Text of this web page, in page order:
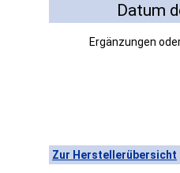
Datum
Ergänzungen
Zur Herstellerübersicht